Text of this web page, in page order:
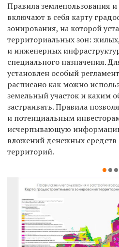
Правила землепользования
включают в себя карту
зонирования, на которой
территориальных зон:
и инженерных
специального назначения.
установлен особый
расписано как можно
земельный участок и каким
застраивать. Правила
и потенциальным
исчерпывающую
вложений денежных средств
территорий.